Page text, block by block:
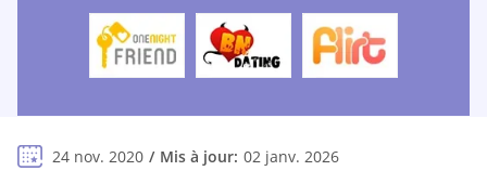
24 nov. 2020 Mis à jour: 02 janv. 2026